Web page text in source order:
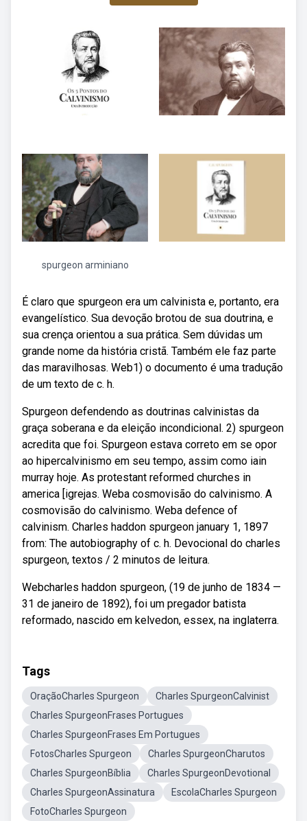
spurgeon arminiano
É claro que spurgeon era um calvinista e, portanto, era
evangelístico. Sua devoção brotou de sua doutrina, e
sua crença orientou a sua prática. Sem dúvidas um
grande nome da história cristã. Também ele faz parte
das maravilhosas. Web1) o documento é uma tradução
de um texto de c. h.
Spurgeon defendendo as doutrinas calvinistas da
graça soberana e da eleição incondicional. 2) spurgeon
acredita que foi. Spurgeon estava correto em se opor
ao hipercalvinismo em seu tempo, assim como iain
murray hoje. As protestant reformed churches in
america [igrejas. Weba cosmovisão do calvinismo. A
cosmovisão do calvinismo. Weba defence of
calvinism. Charles haddon spurgeon january 1, 1897
from: The autobiography of c. h. Devocional do charles
spurgeon, textos / 2 minutos de leitura.
Webcharles haddon spurgeon, (19 de junho de 1834 —
31 de janeiro de 1892), foi um pregador batista
reformado, nascido em kelvedon, essex, na inglaterra.
Tags
OraçãoCharles Spurgeon
Charles SpurgeonCalvinist
Charles SpurgeonFrases Portugues
Charles SpurgeonFrases Em Portugues
FotosCharles Spurgeon
Charles SpurgeonCharutos
Charles SpurgeonBíblia
Charles SpurgeonDevotional
Charles SpurgeonAssinatura
EscolaCharles Spurgeon
FotoCharles Spurgeon